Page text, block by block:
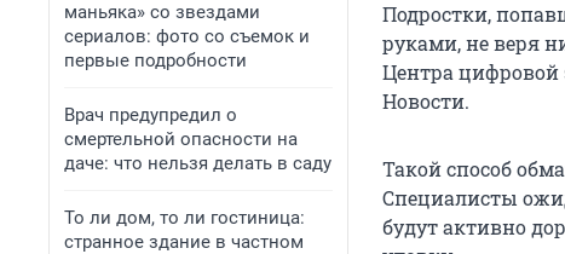
маньяка» со звездами
сериалов: фото со съемок и
первые подробности
Врач предупредил о
смертельной опасности на
даче: что нельзя делать в саду
То ли дом, то ли гостиница:
странное здание в частном
Подростки,
руками, не веря
Центра цифровой
Новости.
Такой способ
Специалисты
будут активно